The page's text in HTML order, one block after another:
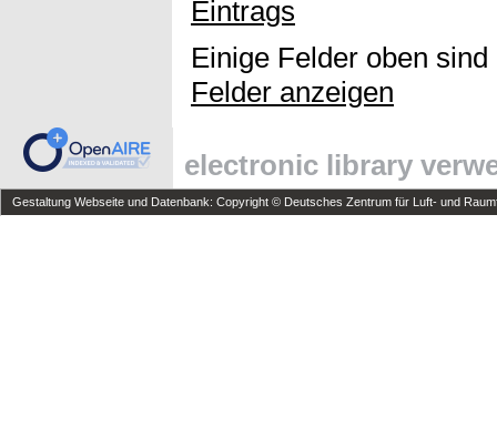
Eintrags
Einige Felder oben
Felder anzeigen
electronic library
Gestaltung Webseite und Datenbank: Copyright © Deutsches Zentrum für Luft- und